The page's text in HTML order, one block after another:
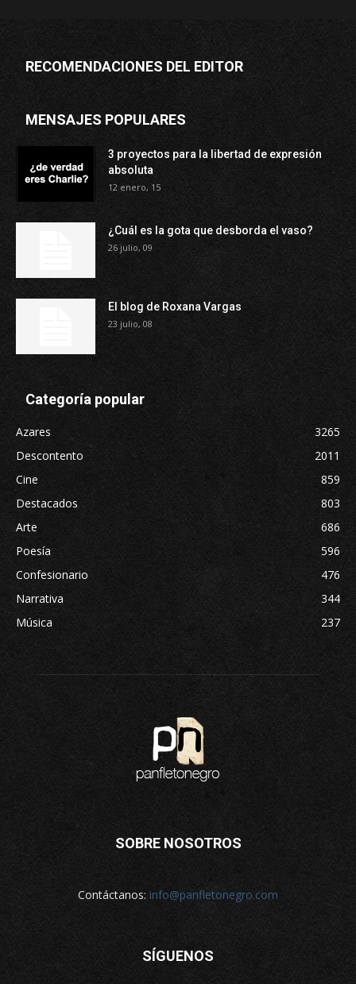
RECOMENDACIONES DEL EDITOR
MENSAJES POPULARES
3 proyectos para la libertad de expresión
absoluta
12 enero, 15
¿Cuál es la gota que desborda el vaso?
26 julio, 09
El blog de Roxana Vargas
23 julio, 08
Categoría popular
Azares
3265
Descontento
2011
Cine
859
Destacados
803
Arte
686
Poesía
596
Confesionario
476
Narrativa
344
Música
237
SOBRE NOSOTROS
Contáctanos: info@panfletonegro.com
SÍGUENOS